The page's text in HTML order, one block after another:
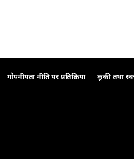
गोपनीयता नीति पर प्रतिक्रिया कूकी तथा